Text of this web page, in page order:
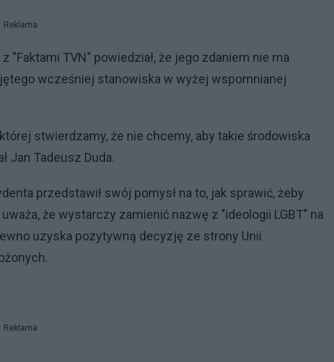
Reklama
TVN" powiedział, że jego zdaniem nie ma
wcześniej stanowiska w wyżej wspomnianej
stwierdzamy, że nie chcemy, aby takie środowiska
Jan Tadeusz Duda.
przedstawił swój pomysł na to, jak sprawić, żeby
że wystarczy zamienić nazwę z "ideologii LGBT" na
uzyska pozytywną decyzję ze strony Unii
Reklama